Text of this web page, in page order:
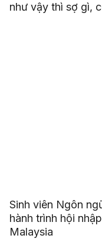
như vậy thì sợ gì,
Sinh viên Ngôn
hành trình hội
Malaysia